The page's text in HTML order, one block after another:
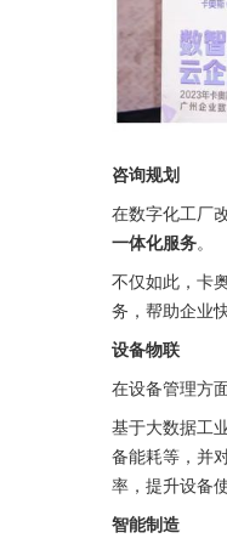
咨询规划
在数字化工厂
一体化服务。
不仅如此，卡
务，帮助企业
设备物联
在设备管理方
基于大数据工
备能耗等，并
率，提升设备
智能制造